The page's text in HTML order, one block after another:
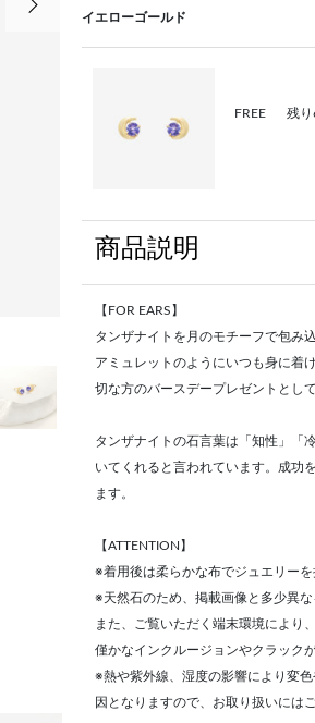
イエローゴールド
FREE 残り
商品説明
【FOR EARS】
タンザナイトを月のモチーフで包み
アミュレットのようにいつも身に着
切な方のバースデープレゼントとし
タンザナイトの石言葉は「知性」「
いてくれると言われています。成功
ます。
【ATTENTION】
※着用後は柔らかな布でジュエリーを
※天然石のため、掲載画像と多少異な
また、ご覧いただく端末環境により
僅かなインクルージョンやクラック
※熱や紫外線、湿度の影響により変
因となりますので、お取り扱いには